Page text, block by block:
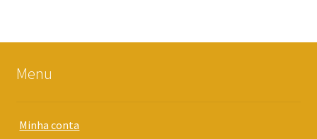
Menu
Minha conta